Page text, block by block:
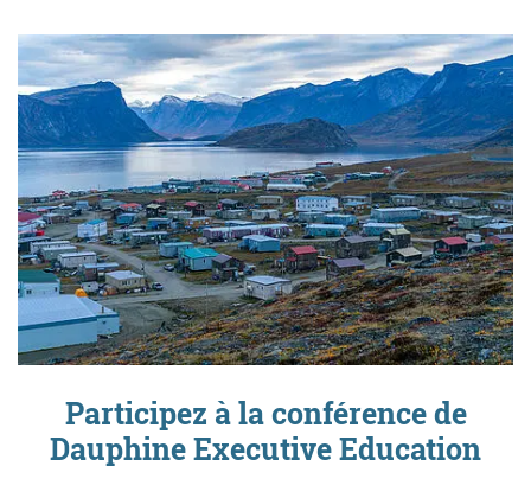
Participez à la conférence de
Dauphine Executive Education